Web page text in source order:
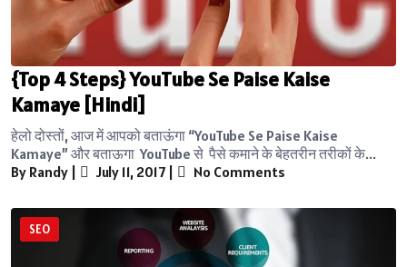
{Top 4 Steps} YouTube Se Paise Kaise
Kamaye [Hindi]
हेलो दोस्तों, आज में आपको बताऊंगा “YouTube Se Paise Kaise
Kamaye” और बताऊगा YouTube से पैसे कमाने के बेहतरीन तरीकों के...
By Randy | July 11, 2017| No Comments
SEO